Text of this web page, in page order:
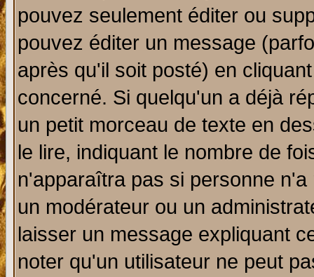
pouvez seulement éditer ou
pouvez éditer un message
après qu'il soit posté) en
concerné. Si quelqu'un a déjà
un petit morceau de texte en
le lire, indiquant le nombre de
n'apparaîtra pas si personne
un modérateur ou un
laisser un message expliquant
noter qu'un utilisateur ne peut